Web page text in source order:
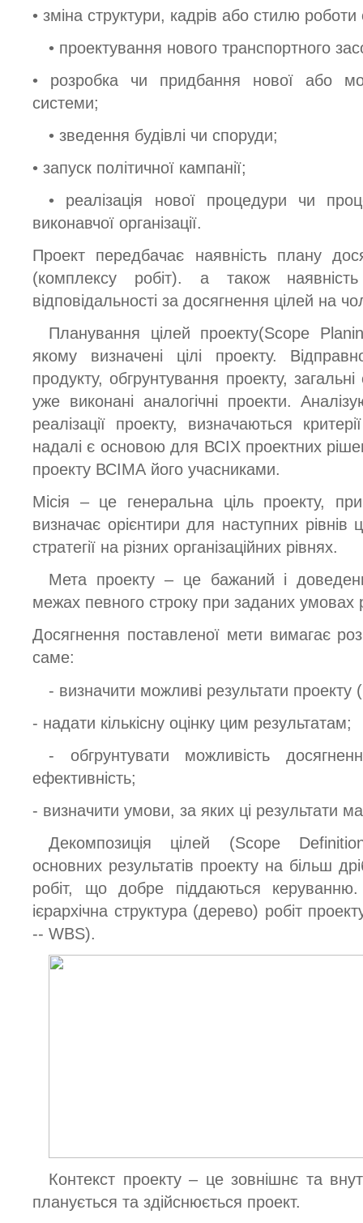
• зміна структури, кадрів або стилю роботи
• проектування нового транспортного
• розробка чи придбання нової або
системи;
• зведення будівлі чи споруди;
• запуск політичної кампанії;
• реалізація нової процедури чи
виконавчої організації.
Проект передбачає наявність плану
(комплексу робіт). а також
відповідальності за досягнення цілей на
Планування цілей проекту(Scope
якому визначені цілі проекту.
продукту, обгрунтування проекту,
уже виконані аналогічні проекти.
реалізації проекту, визначаються
надалі є основою для ВСІХ проектних
проекту ВСІМА його учасниками.
Місія – це генеральна ціль проекту,
визначає орієнтири для наступних
стратегії на різних організаційних рівнях.
Мета проекту – це бажаний і
межах певного строку при заданих умовах
Досягнення поставленої мети вимагає
саме:
- визначити можливі результати проекту
- надати кількісну оцінку цим результатам;
- обгрунтувати можливість
ефективність;
- визначити умови, за яких ці результати
Декомпозиція цілей (Scope
основних результатів проекту на більш
робіт, що добре піддаються керуванню.
ієрархічна структура (дерево) робіт
-- WBS).
Контекст проекту – це зовнішнє та
планується та здійснюється проект.